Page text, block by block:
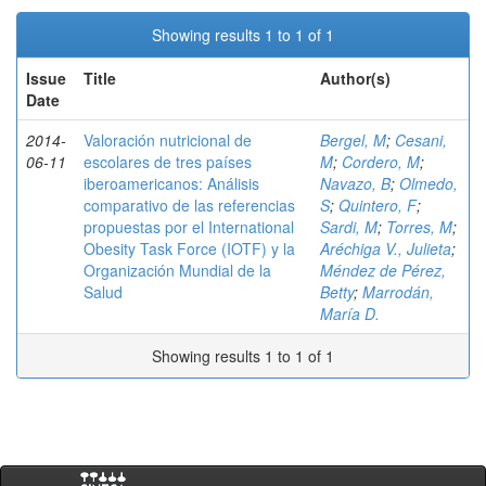
Showing results 1 to 1 of 1
Issue
Date
Title Author(s)
2014-
06-11
Valoración nutricional de
escolares de tres países
iberoamericanos: Análisis
comparativo de las referencias
propuestas por el International
Obesity Task Force (IOTF) y la
Organización Mundial de la
Salud
Bergel, M; Cesani,
M; Cordero, M;
Navazo, B; Olmedo,
S; Quintero, F;
Sardi, M; Torres, M;
Aréchiga V., Julieta;
Méndez de Pérez,
Betty; Marrodán,
María D.
Showing results 1 to 1 of 1